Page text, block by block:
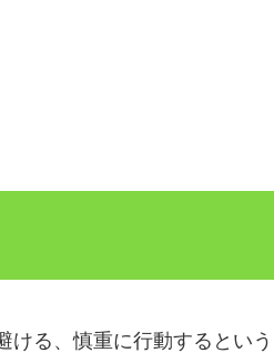
ける、慎重に行動するという